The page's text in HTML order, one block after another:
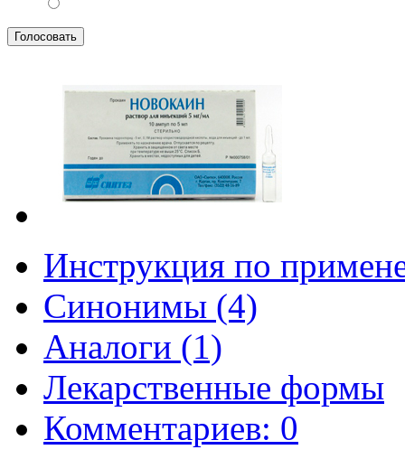
Инструкция по
Синонимы (4)
Аналоги (1)
Лекарственные формы
Комментариев: 0